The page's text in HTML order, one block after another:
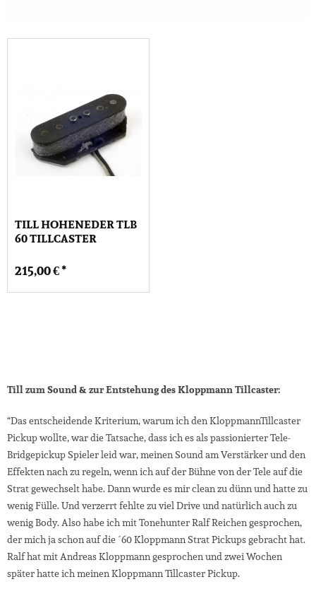
TILL HOHENEDER TLB
60 TILLCASTER
215,00 € *
Till zum Sound & zur Entstehung des Kloppmann Tillcaster:
“Das entscheidende Kriterium, warum ich den KloppmannTillcaster
Pickup wollte, war die Tatsache, dass ich es als passionierter Tele-
Bridgepickup Spieler leid war, meinen Sound am Verstärker und den
Effekten nach zu regeln, wenn ich auf der Bühne von der Tele auf die
Strat gewechselt habe. Dann wurde es mir clean zu dünn und hatte zu
wenig Fülle. Und verzerrt fehlte zu viel Drive und natürlich auch zu
wenig Body. Also habe ich mit Tonehunter Ralf Reichen gesprochen,
der mich ja schon auf die ´60 Kloppmann Strat Pickups gebracht hat.
Ralf hat mit Andreas Kloppmann gesprochen und zwei Wochen
später hatte ich meinen Kloppmann Tillcaster Pickup.